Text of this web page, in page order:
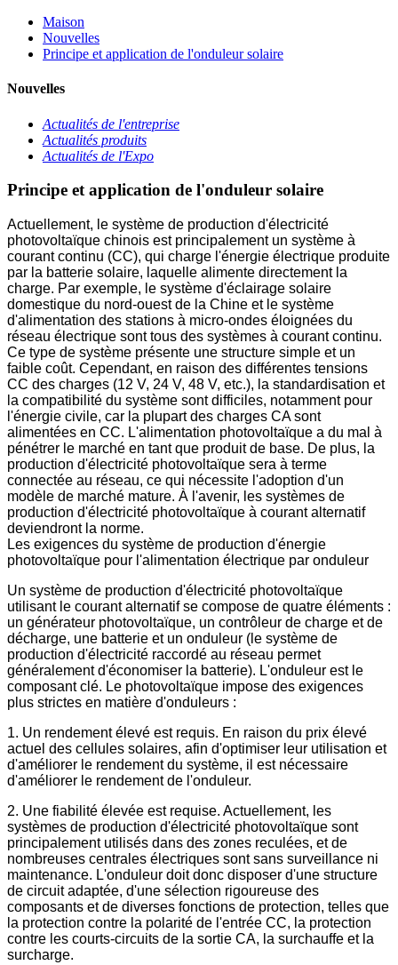
Maison
Nouvelles
Principe et application de l'onduleur solaire
Nouvelles
Actualités de l'entreprise
Actualités produits
Actualités de l'Expo
Principe et application de l'onduleur solaire
Actuellement, le système de production d'électricité
photovoltaïque chinois est principalement un système à
courant continu (CC), qui charge l'énergie électrique produite
par la batterie solaire, laquelle alimente directement la
charge. Par exemple, le système d'éclairage solaire
domestique du nord-ouest de la Chine et le système
d'alimentation des stations à micro-ondes éloignées du
réseau électrique sont tous des systèmes à courant continu.
Ce type de système présente une structure simple et un
faible coût. Cependant, en raison des différentes tensions
CC des charges (12 V, 24 V, 48 V, etc.), la standardisation et
la compatibilité du système sont difficiles, notamment pour
l'énergie civile, car la plupart des charges CA sont
alimentées en CC. L'alimentation photovoltaïque a du mal à
pénétrer le marché en tant que produit de base. De plus, la
production d'électricité photovoltaïque sera à terme
connectée au réseau, ce qui nécessite l'adoption d'un
modèle de marché mature. À l'avenir, les systèmes de
production d'électricité photovoltaïque à courant alternatif
deviendront la norme.
Les exigences du système de production d'énergie
photovoltaïque pour l'alimentation électrique par onduleur
Un système de production d'électricité photovoltaïque
utilisant le courant alternatif se compose de quatre éléments :
un générateur photovoltaïque, un contrôleur de charge et de
décharge, une batterie et un onduleur (le système de
production d'électricité raccordé au réseau permet
généralement d'économiser la batterie). L'onduleur est le
composant clé. Le photovoltaïque impose des exigences
plus strictes en matière d'onduleurs :
1. Un rendement élevé est requis. En raison du prix élevé
actuel des cellules solaires, afin d'optimiser leur utilisation et
d'améliorer le rendement du système, il est nécessaire
d'améliorer le rendement de l'onduleur.
2. Une fiabilité élevée est requise. Actuellement, les
systèmes de production d'électricité photovoltaïque sont
principalement utilisés dans des zones reculées, et de
nombreuses centrales électriques sont sans surveillance ni
maintenance. L'onduleur doit donc disposer d'une structure
de circuit adaptée, d'une sélection rigoureuse des
composants et de diverses fonctions de protection, telles que
la protection contre la polarité de l'entrée CC, la protection
contre les courts-circuits de la sortie CA, la surchauffe et la
surcharge.